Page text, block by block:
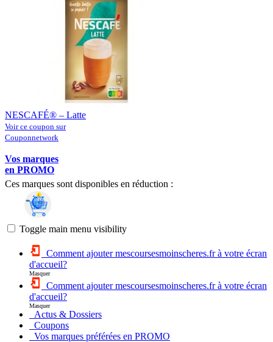
NESCAFÉ® – Latte
Voir ce coupon sur
Couponnetwork
Vos marques
en PROMO
Ces marques sont disponibles en réduction :
Toggle main menu visibility
Comment ajouter mescoursesmoinscheres.fr à votre écran
d'accueil?
Masquer
Comment ajouter mescoursesmoinscheres.fr à votre écran
d'accueil?
Masquer
Actus & Dossiers
Coupons
Vos marques préférées en PROMO